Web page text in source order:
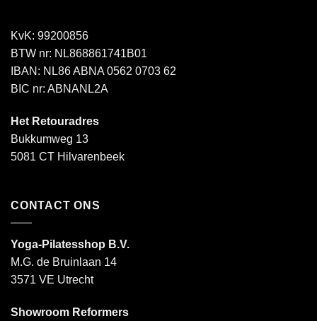
KvK: 99200856
BTW nr: NL868861741B01
IBAN: NL86 ABNA 0562 0703 62
BIC nr: ABNANL2A
Het Retouradres
Bukkumweg 13
5081 CT Hilvarenbeek
CONTACT ONS
Yoga-Pilatesshop B.V.
M.G. de Bruinlaan 14
3571 VE Utrecht
Showroom Reformers